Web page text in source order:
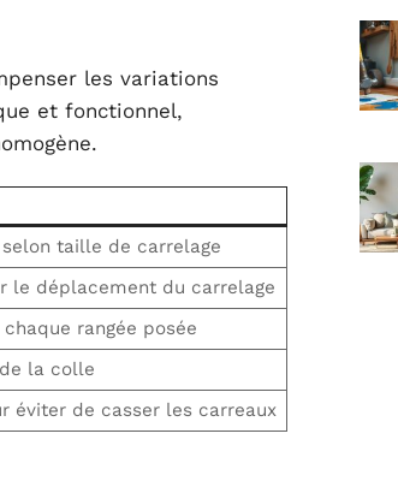
les variations
et fonctionnel,
taille de carrelage
le déplacement du carrelage
rangée posée
la colle
éviter de casser les carreaux